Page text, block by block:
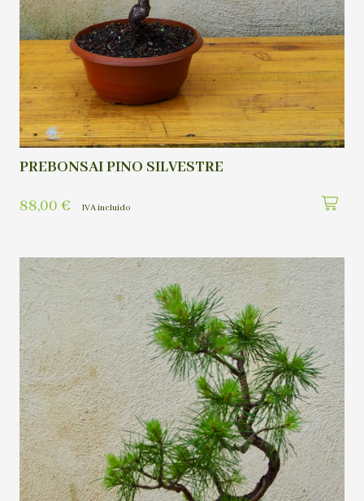
PREBONSAI PINO SILVESTRE
88,00 € IVA incluído